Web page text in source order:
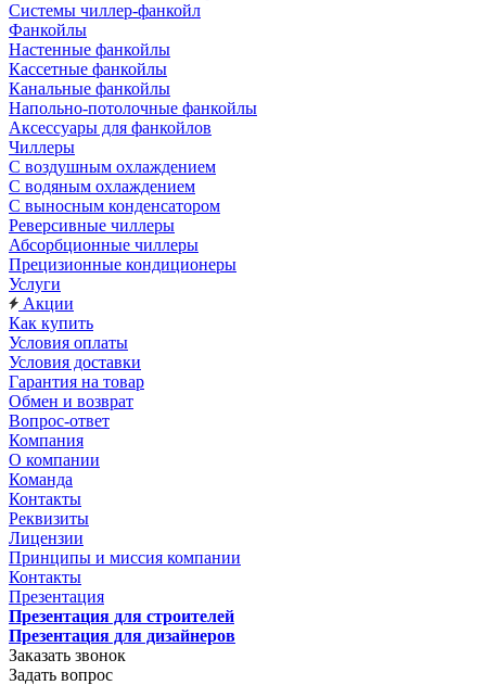
Системы чиллер-фанкойл
Фанкойлы
Настенные фанкойлы
Кассетные фанкойлы
Канальные фанкойлы
Напольно-потолочные фанкойлы
Аксессуары для фанкойлов
Чиллеры
С воздушным охлаждением
С водяным охлаждением
С выносным конденсатором
Реверсивные чиллеры
Абсорбционные чиллеры
Прецизионные кондиционеры
Услуги
Акции
Как купить
Условия оплаты
Условия доставки
Гарантия на товар
Обмен и возврат
Вопрос-ответ
Компания
О компании
Команда
Контакты
Реквизиты
Лицензии
Принципы и миссия компании
Контакты
Презентация
Презентация для строителей
Презентация для дизайнеров
Заказать звонок
Задать вопрос